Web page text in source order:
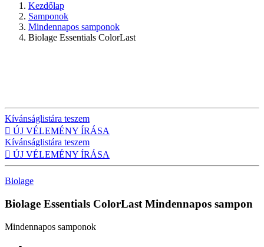
Kezdőlap
Samponok
Mindennapos samponok
Biolage Essentials ColorLast
Kívánságlistára teszem
 ÚJ VÉLEMÉNY ÍRÁSA
Kívánságlistára teszem
 ÚJ VÉLEMÉNY ÍRÁSA
Biolage
Biolage Essentials ColorLast Mindennapos sampon
Mindennapos samponok